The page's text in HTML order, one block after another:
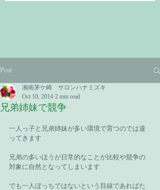
Post
兄弟姉妹で競争
湘南茅ケ崎 サロンハナミズキ
Oct 10, 2014 2 min read
一人っ子と兄弟姉妹が多い環境で育つのでは違
ってきます
兄弟の多いほうが日常的なことが比較や競争の
対象に自然となってしまいます
でも一人ぼっちではないという目線であればた